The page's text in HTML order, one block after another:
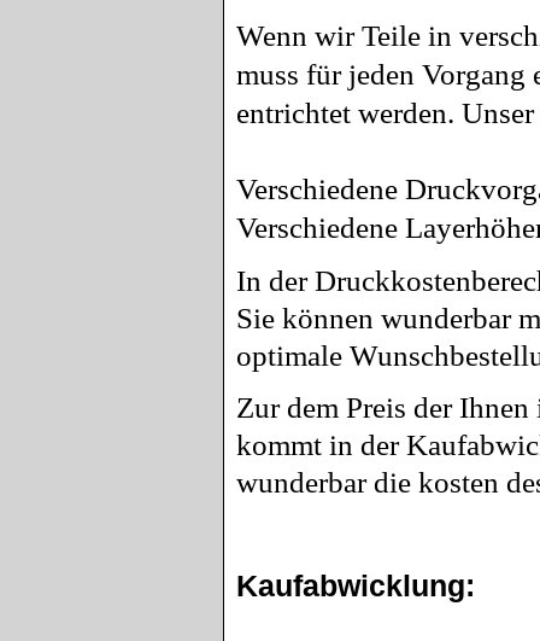
Wenn wir Teile in
muss für jeden
entrichtet werden.
Verschiedene
Verschiedene
In der
Sie können wunderbar
optimale
Zur dem Preis der
kommt in der
wunderbar die kosten
Kaufabwicklung: